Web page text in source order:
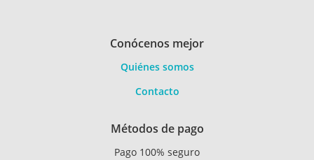
Conócenos mejor
Quiénes somos
Contacto
Métodos de pago
Pago 100% seguro